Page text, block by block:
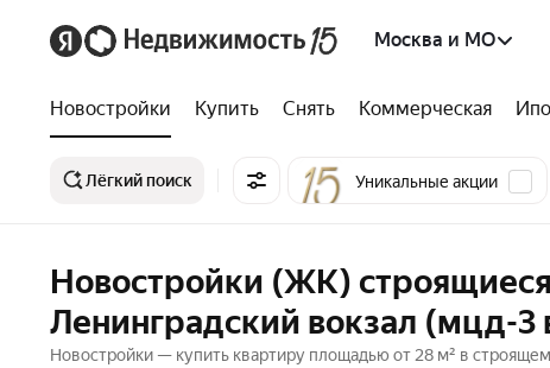
Москва и МО
Новостройки Купить Снять Коммерческая
Лёгкий поиск Уникальные акции
Новостройки (ЖК)
Ленинградский вокзал (мцд-
Новостройки — купить квартиру площадью от 28 м² в